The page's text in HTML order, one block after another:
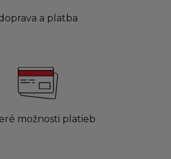
a platba
možnosti platieb